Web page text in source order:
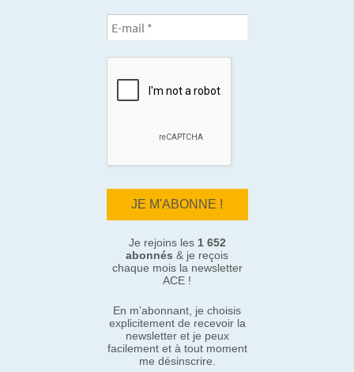
Je rejoins les 1 652
abonnés & je reçois
chaque mois la newsletter
ACE !
En m’abonnant, je choisis
explicitement de recevoir la
newsletter et je peux
facilement et à tout moment
me désinscrire.